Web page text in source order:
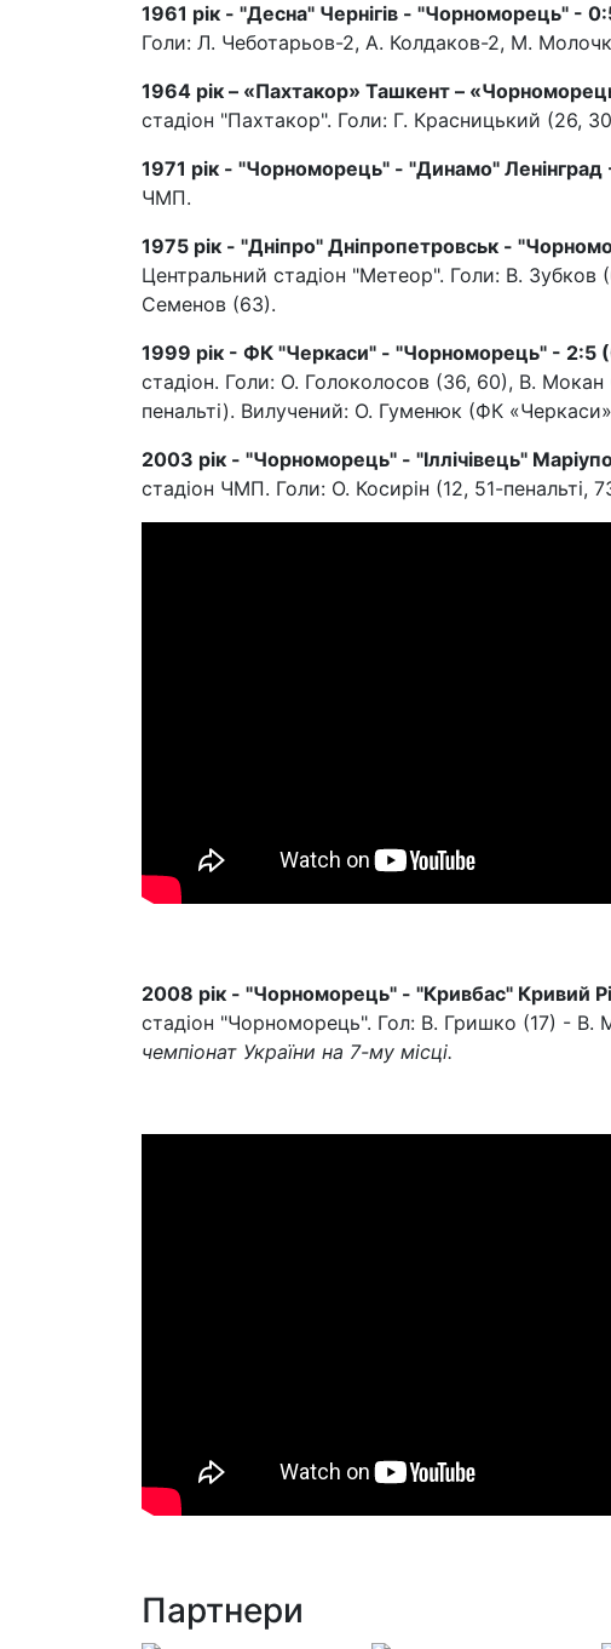
1961 рік - "Десна" Чернігів - "Чорноморець" -
Голи: Л. Чеботарьов-2, А. Колдаков-2, М.
1964 рік – «Пахтакор» Ташкент – «
стадіон "Пахтакор". Голи: Г. Красницький (26,
1971 рік - "Чорноморець" - "Динамо"
ЧМП.
1975 рік - "Дніпро" Дніпропетровськ -
Центральний стадіон "Метеор". Голи: В.
Семенов (63).
1999 рік - ФК "Черкаси" - "Чорноморець" - 2:5
стадіон. Голи: О. Голоколосов (36, 60), В.
пенальті). Вилучений: О. Гуменюк (ФК
2003 рік - "Чорноморець" - "Іллічівець"
стадіон ЧМП. Голи: О. Косирін (12, 51-пенальті,
2008 рік - "Чорноморець" - "Кривбас" Кривий
стадіон "Чорноморець". Гол: В. Гришко (17) - В.
чемпіонат України на 7-му місці.
Партнери